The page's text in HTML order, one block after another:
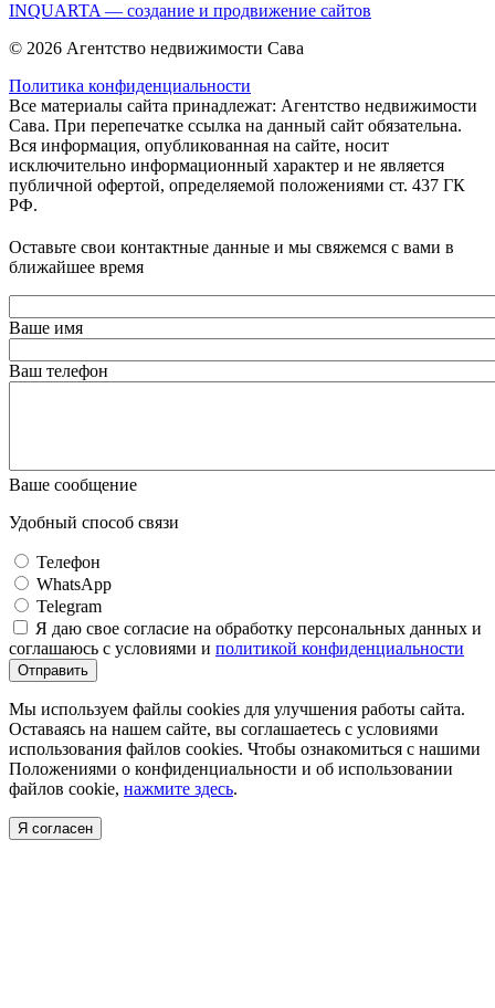
INQUARTA — создание и продвижение сайтов
© 2026 Агентство недвижимости Сава
Политика конфиденциальности
Все материалы сайта принадлежат: Агентство недвижимости
Сава. При перепечатке ссылка на данный сайт обязательна.
Вся информация, опубликованная на сайте, носит
исключительно информационный характер и не является
публичной офертой, определяемой положениями ст. 437 ГК
РФ.
Оставьте свои контактные данные и мы свяжемся с вами в
ближайшее время
Ваше имя
Ваш телефон
Ваше сообщение
Удобный способ связи
Телефон
WhatsApp
Telegram
Я даю свое согласие на обработку персональных данных и
соглашаюсь с условиями и политикой конфиденциальности
Отправить
Мы используем файлы cookies для улучшения работы сайта.
Оставаясь на нашем сайте, вы соглашаетесь с условиями
использования файлов cookies. Чтобы ознакомиться с нашими
Положениями о конфиденциальности и об использовании
файлов cookie, нажмите здесь.
Я согласен